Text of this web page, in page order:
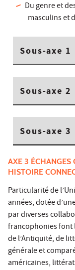
Du genre et
masculins et
Sous-axe 1
Sous-axe 2
Sous-axe 3
AXE 3 ÉCHANGES
HISTOIRE
Particularité de
années, dotée
par diverses
francophonies font
de l’Antiquité, de
générale et
américaines,